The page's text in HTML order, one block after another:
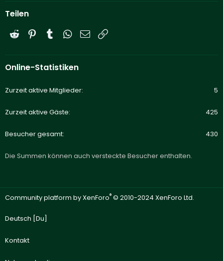
Teilen
Reddit PinterestTumblrWhatsApp
E-Mail
Online-Statistiken
Zurzeit aktive Mitglieder 5
Zurzeit aktive Gäste 425
Besucher gesamt 430
Die Summen können auch versteckte Besucher enthalten.
Community platform by XenForo® © 2010-2024 XenForo Ltd.
Deutsch [Du]
Kontakt